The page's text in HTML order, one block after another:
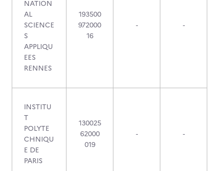
NATION
AL
SCIENCE
S
APPLIQU
EES
RENNES
193500
972000
16
- -
INSTITU
T
POLYTE
CHNIQU
E DE
PARIS
130025
62000
019
- -